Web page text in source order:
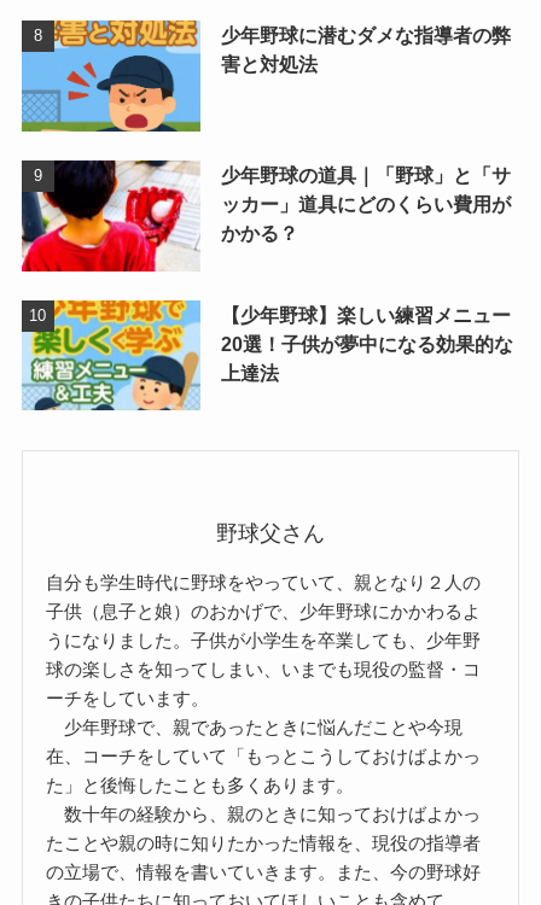
少年野球に潜むダメな指導者の弊
害と対処法
少年野球の道具｜「野球」と「サ
ッカー」道具にどのくらい費用が
かかる？
【少年野球】楽しい練習メニュー
20選！子供が夢中になる効果的な
上達法
野球父さん
自分も学生時代に野球をやっていて、親となり２人の
子供（息子と娘）のおかげで、少年野球にかかわるよ
うになりました。子供が小学生を卒業しても、少年野
球の楽しさを知ってしまい、いまでも現役の監督・コ
ーチをしています。
少年野球で、親であったときに悩んだことや今現
在、コーチをしていて「もっとこうしておけばよかっ
た」と後悔したことも多くあります。
数十年の経験から、親のときに知っておけばよかっ
たことや親の時に知りたかった情報を、現役の指導者
の立場で、情報を書いていきます。また、今の野球好
きの子供たちに知っておいてほしいことも含めて、